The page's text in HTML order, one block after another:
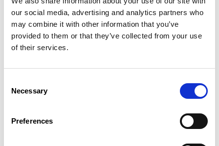
our social media, advertising and analytics partners who
may combine it with other information that you’ve
provided to them or that they’ve collected from your use
of their services.
Selection
Necessary
Preferences
Proposition de loi N°8770
Droit des sociétés
Texte du projet